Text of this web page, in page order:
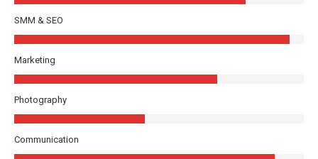
SMM & SEO
Marketing
Photography
Communication